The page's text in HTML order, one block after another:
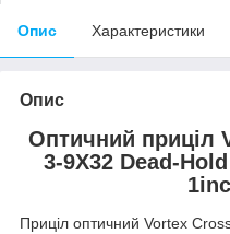
Опис Характеристики
Опис
Оптичний приціл
3-9X32 Dead-
Приціл оптичний Vortex